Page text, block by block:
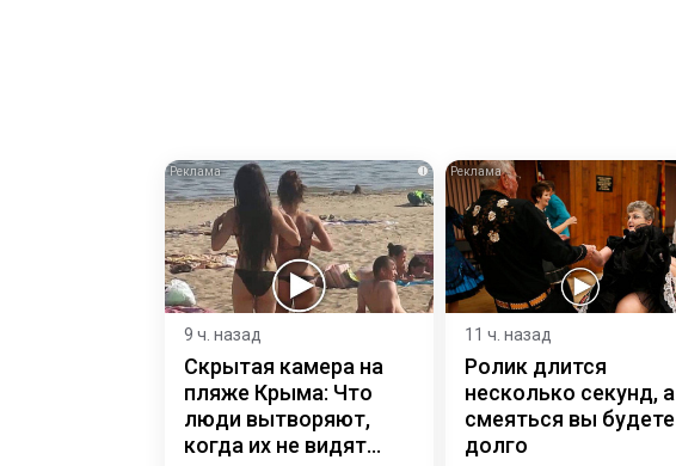
i
9 ч. назад
Скрытая камера на
пляже Крыма: Что
люди вытворяют,
когда их не видят...
11 ч. назад
Ролик длится
несколько секунд, а
смеяться вы будете
долго